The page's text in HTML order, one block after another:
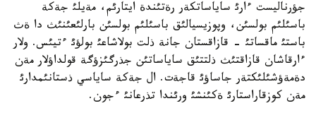
جؤرناليست ءارئ ساياساتكةر رةتئندة ايتارئم، مةيلئ جةكة
باسئلئم بولسئن، وپوزيسيالئق باسئلئم بولسئن بارلئعئنئث دا ةث
باستئ ماقساتئ - قازاقستان جانة ذلت بولاشاعئ بولؤئ ءتيئس. ولار
ءارقاشان قازاقتئث ذلتتئق ساياساتئن جذرگئزؤگة قولداؤلار مةن
دةمةؤشئلئكتةر جاساؤئ قاجةت. ال جةكة ساياسي ذستانئمدارئ
مةن كوزقاراستارئ ةكئنشئ ورئندا تذرعانئ ءجون.